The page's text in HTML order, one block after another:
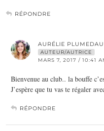
RÉPONDRE
AURÉLIE
AUTEUR/AUTRICE
MARS 7, 2017 / 10:41
Bienvenue au club.. la bouffe
J’espère que tu vas te régaler
RÉPONDRE